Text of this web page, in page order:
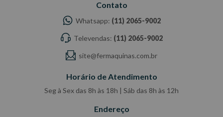
Contato
Whatsapp: (11) 2065-9002
Televendas: (11) 2065-9002
site@fermaquinas.com.br
Horário de Atendimento
Seg à Sex das 8h às 18h | Sáb das 8h às 12h
Endereço